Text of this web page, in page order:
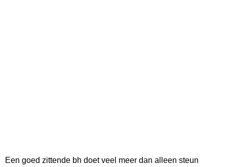
Een goed zittende bh doet veel meer dan alleen steun